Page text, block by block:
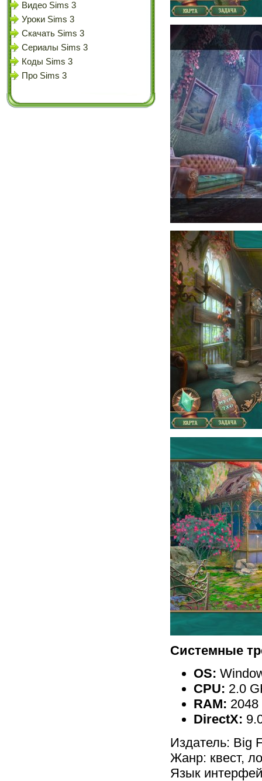
Видео Sims 3
Уроки Sims 3
Скачать Sims 3
Сериалы Sims 3
Коды Sims 3
Про Sims 3
Системные
OS:
CPU: 2.0
RAM: 2048
DirectX:
Издатель: Big
Жанр: квест,
Язык